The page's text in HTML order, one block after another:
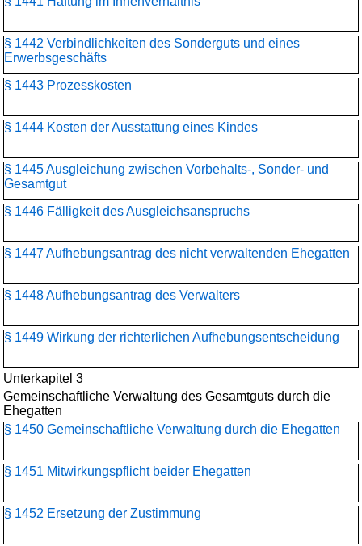
§ 1442 Verbindlichkeiten des Sonderguts und eines
Erwerbsgeschäfts
§ 1443 Prozesskosten
§ 1444 Kosten der Ausstattung eines Kindes
§ 1445 Ausgleichung zwischen Vorbehalts-, Sonder- und
Gesamtgut
§ 1446 Fälligkeit des Ausgleichsanspruchs
§ 1447 Aufhebungsantrag des nicht verwaltenden Ehegatten
§ 1448 Aufhebungsantrag des Verwalters
§ 1449 Wirkung der richterlichen Aufhebungsentscheidung
Unterkapitel 3
Gemeinschaftliche Verwaltung des Gesamtguts durch die
Ehegatten
§ 1450 Gemeinschaftliche Verwaltung durch die Ehegatten
§ 1451 Mitwirkungspflicht beider Ehegatten
§ 1452 Ersetzung der Zustimmung